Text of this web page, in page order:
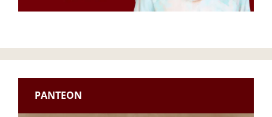
PANTEON